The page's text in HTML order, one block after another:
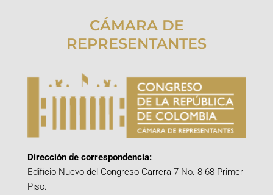
CÁMARA DE
REPRESENTANTES
Dirección de correspondencia:
Edificio Nuevo del Congreso Carrera 7 No. 8-68 Primer
Piso.